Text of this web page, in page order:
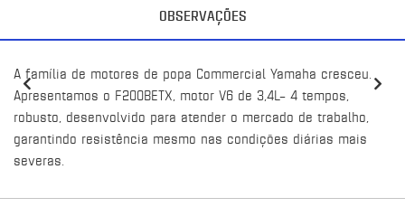
OBSERVAÇÕES
A família de motores de popa Commercial Yamaha cresceu.
Apresentamos o F200BETX, motor V6 de 3,4L– 4 tempos,
robusto, desenvolvido para atender o mercado de trabalho,
garantindo resistência mesmo nas condições diárias mais
severas.